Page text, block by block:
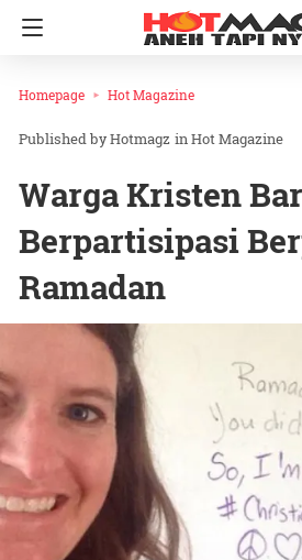
Homepage Hot Magazine
Hotmagz inHot Magazine
Warga Kristen
Berpartisipasi
Ramadan